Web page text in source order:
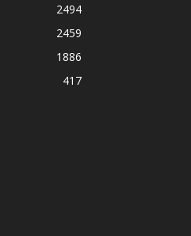
2494
2459
1886
417